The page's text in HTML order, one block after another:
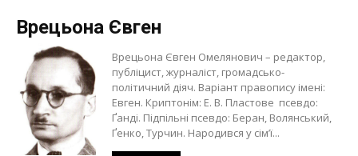
Врецьона Євген
Врецьона Євген Омелянович – редактор,
публіцист, журналіст, громадсько-
політичний діяч. Варіант правопису імені:
Евген. Криптонім: Е. В. Пластове псевдо:
Ґанді. Підпільні псевдо: Беран, Волянський,
Ґенко, Турчин. Народився у сім’ї...